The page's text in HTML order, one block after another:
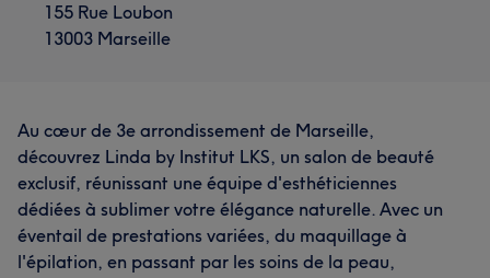
155 Rue Loubon
13003 Marseille
Au cœur de 3e arrondissement de Marseille,
découvrez Linda by Institut LKS, un salon de beauté
exclusif, réunissant une équipe d'esthéticiennes
dédiées à sublimer votre élégance naturelle. Avec un
éventail de prestations variées, du maquillage à
l'épilation, en passant par les soins de la peau,